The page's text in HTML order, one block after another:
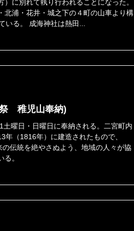
に別れて執り行われることになった。
北浦・花井・城之下の４町の山車より構
いる。 成海神社は熱田...
祭 稚児山奉納)
曜日・日曜日に奉納される。二宮町内
（1816年）に建造されたもので、
伝統を絶やさぬよう、地域の人々が協
。